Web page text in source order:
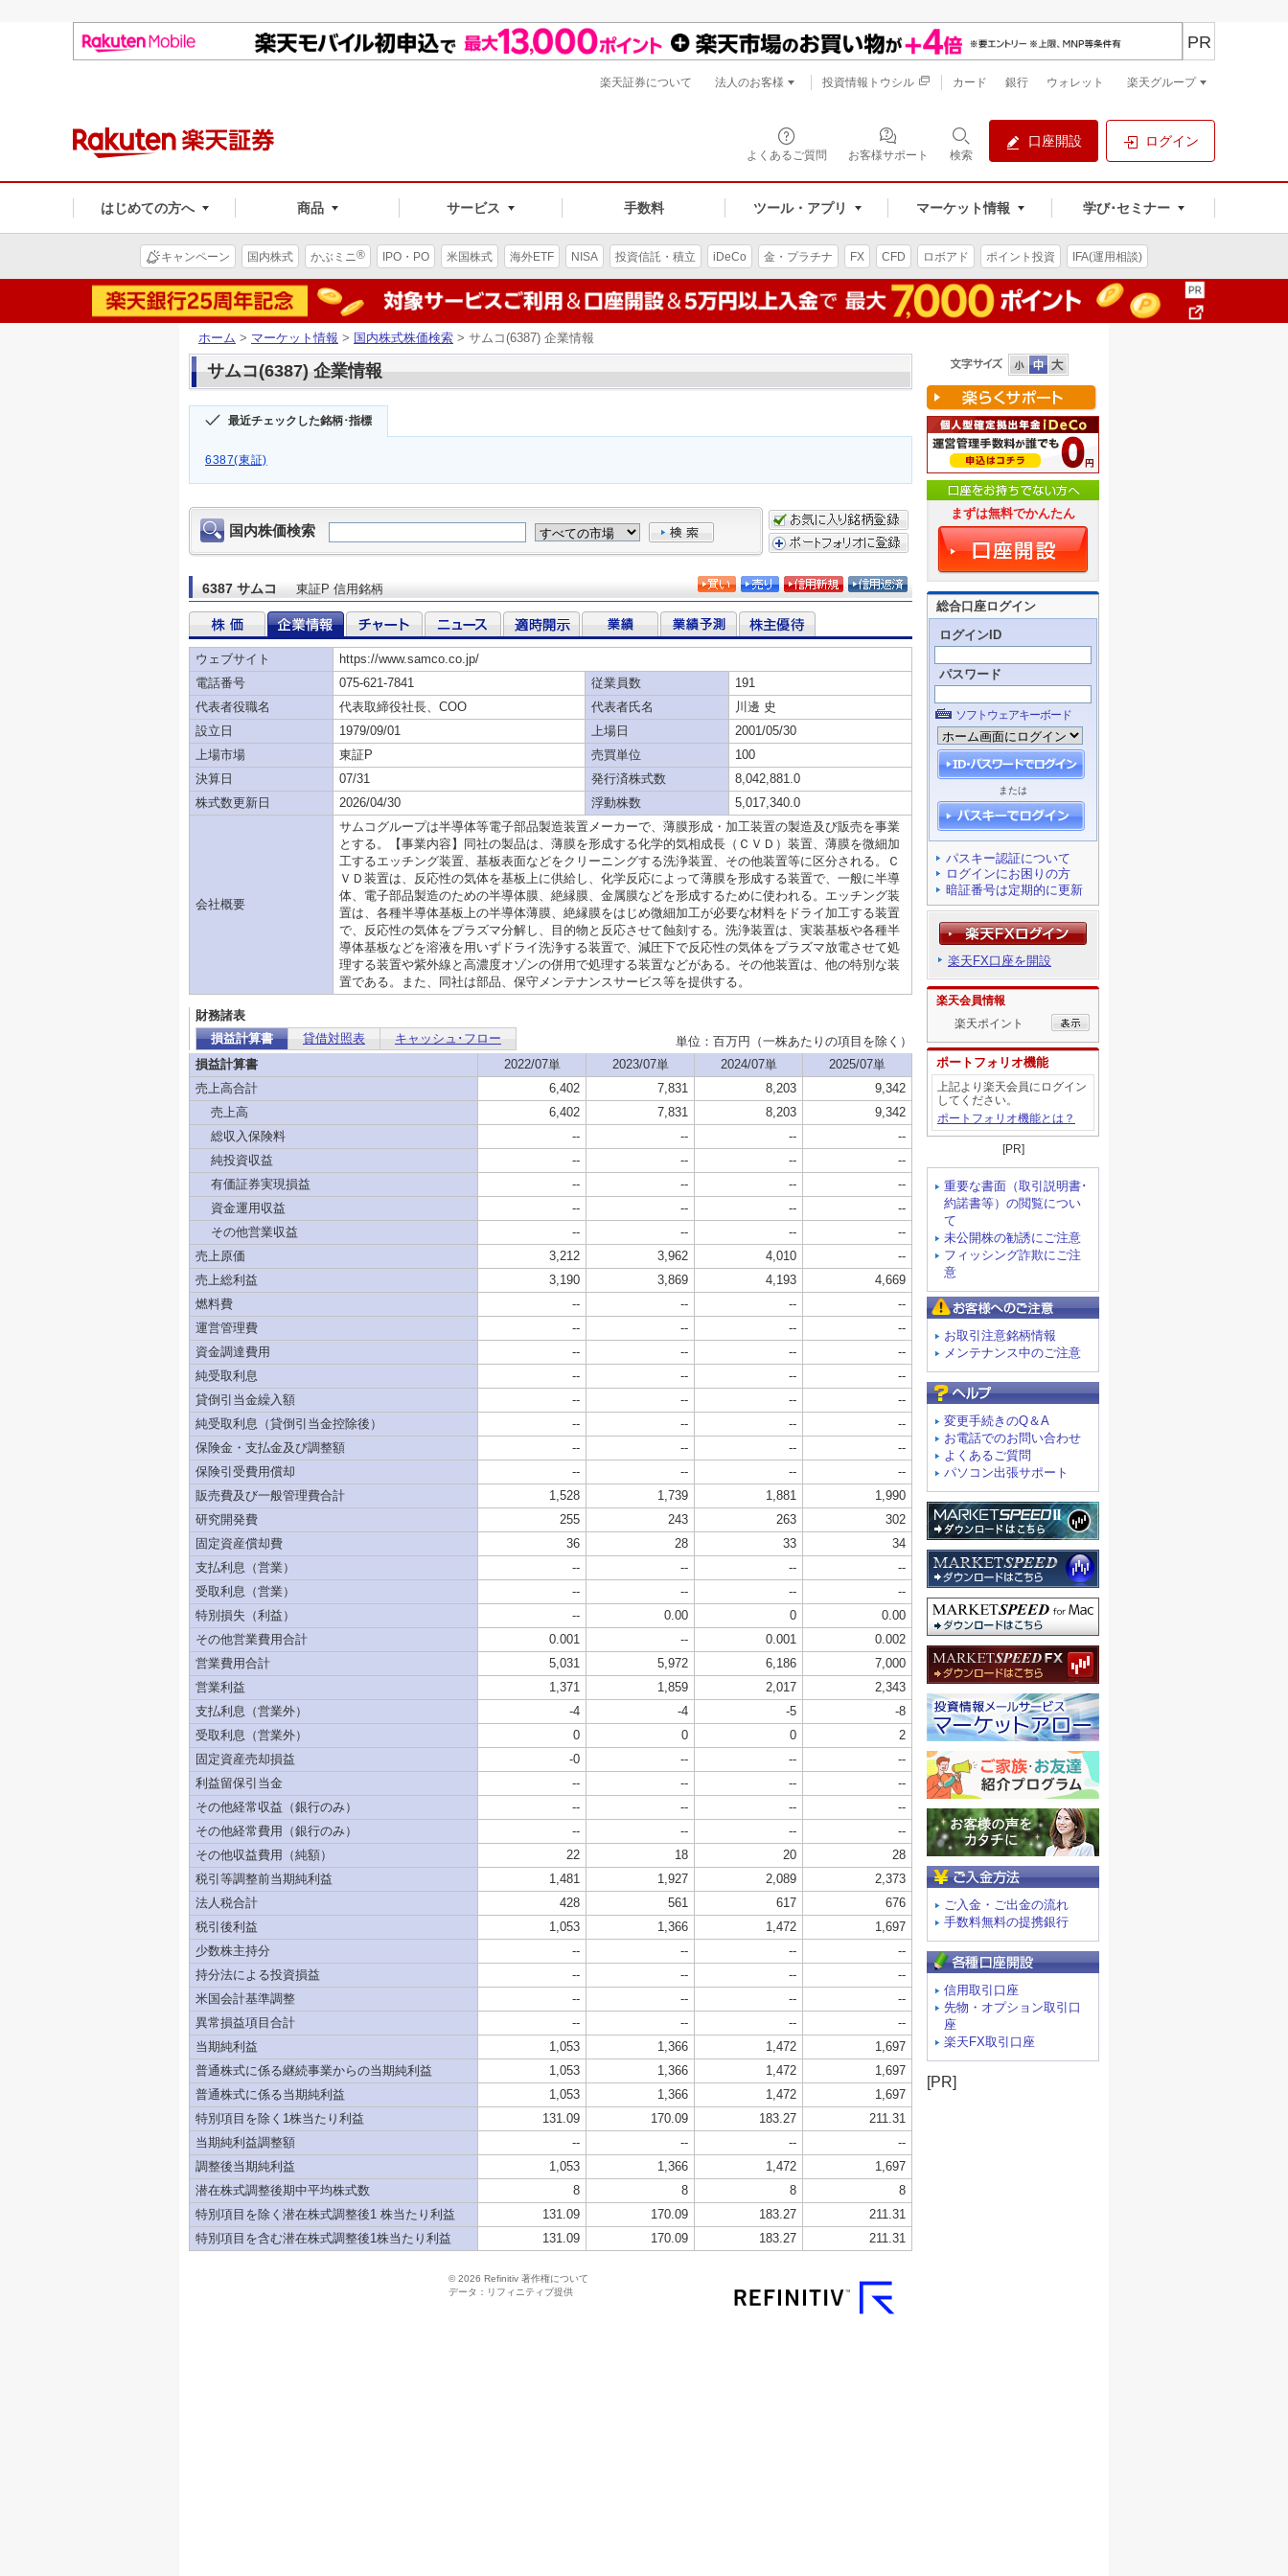
よくあるご質問 お客様サポート 検索
口座開設 ログイン
はじめての方へ 商品 サービス 手数料 ツール・アプリ マーケット情報 学び･セミナー
PR
楽天証券について 法人のお客様 投資情報トウシル カード 銀行 ウォレット 楽天グループ
キャンペーン 国内株式 かぶミニ® IPO・PO 米国株式 海外ETF NISA 投資信託・積立 iDeCo 金・プラチナ FX CFD ロボアド ポイント投資 IFA(運用相談)
ホーム > マーケット情報 > 国内株式株価検索 > サムコ(6387) 企業情報
サムコ(6387) 企業情報
最近チェックした銘柄･指標
6387(東証)
まずは無料でかんたん
総合口座ログイン
ログインID
パスワード
ソフトウェアキーボード
または
パスキー認証について
ログインにお困りの方
暗証番号は定期的に更新
楽天FX口座を開設
楽天会員情報
楽天ポイント
ポートフォリオ機能
上記より楽天会員にログイン
してください。
ポートフォリオ機能とは？
[PR]
重要な書面（取引説明書･
約諾書等）の閲覧につい
て
未公開株の勧誘にご注意
フィッシング詐欺にご注
意
お取引注意銘柄情報
メンテナンス中のご注意
変更手続きのQ＆A
お電話でのお問い合わせ
よくあるご質問
パソコン出張サポート
ご入金・ご出金の流れ
手数料無料の提携銀行
信用取引口座
先物・オプション取引口
座
楽天FX取引口座
[PR]